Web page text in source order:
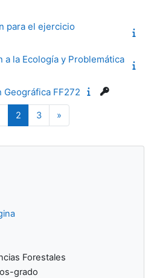
para el ejercicio
la Ecología y Problemática
FF272
anterior
Página 1
2Página 2
3Página 3
»Siguiente página
Forestales
grado